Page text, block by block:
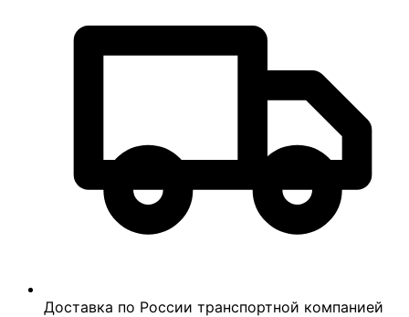
Доставка по России транспортной компанией